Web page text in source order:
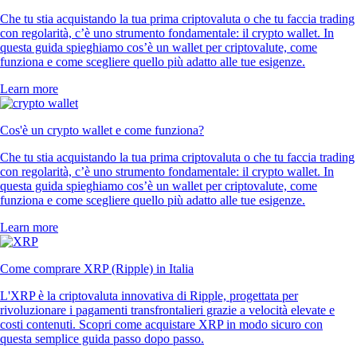
Che tu stia acquistando la tua prima criptovaluta o che tu faccia trading
con regolarità, c’è uno strumento fondamentale: il crypto wallet. In
questa guida spieghiamo cos’è un wallet per criptovalute, come
funziona e come scegliere quello più adatto alle tue esigenze.
Learn more
Cos'è un crypto wallet e come funziona?
Che tu stia acquistando la tua prima criptovaluta o che tu faccia trading
con regolarità, c’è uno strumento fondamentale: il crypto wallet. In
questa guida spieghiamo cos’è un wallet per criptovalute, come
funziona e come scegliere quello più adatto alle tue esigenze.
Learn more
Come comprare XRP (Ripple) in Italia
L'XRP è la criptovaluta innovativa di Ripple, progettata per
rivoluzionare i pagamenti transfrontalieri grazie a velocità elevate e
costi contenuti. Scopri come acquistare XRP in modo sicuro con
questa semplice guida passo dopo passo.